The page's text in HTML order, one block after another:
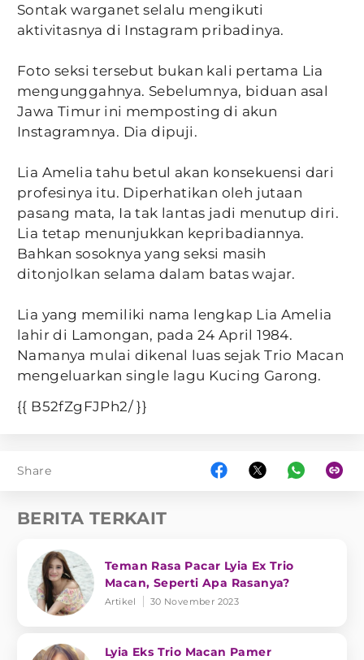
Sontak warganet selalu mengikuti
aktivitasnya di Instagram pribadinya.
Foto seksi tersebut bukan kali pertama Lia
mengunggahnya. Sebelumnya, biduan asal
Jawa Timur ini memposting di akun
Instagramnya. Dia dipuji.
Lia Amelia tahu betul akan konsekuensi dari
profesinya itu. Diperhatikan oleh jutaan
pasang mata, Ia tak lantas jadi menutup diri.
Lia tetap menunjukkan kepribadiannya.
Bahkan sosoknya yang seksi masih
ditonjolkan selama dalam batas wajar.
Lia yang memiliki nama lengkap Lia Amelia
lahir di Lamongan, pada 24 April 1984.
Namanya mulai dikenal luas sejak Trio Macan
mengeluarkan single lagu Kucing Garong.
{{ B52fZgFJPh2/ }}
Share
BERITA TERKAIT
Teman Rasa Pacar Lyia Ex Trio
Macan, Seperti Apa Rasanya?
Artikel 30 November 2023
Lyia Eks Trio Macan Pamer